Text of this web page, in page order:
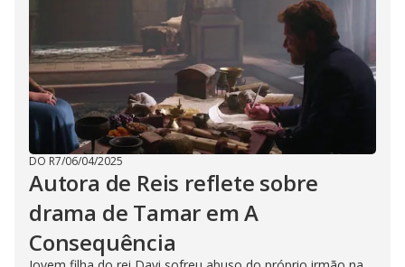
DO R7/06/04/2025
Autora de Reis reflete sobre
drama de Tamar em A
Consequência